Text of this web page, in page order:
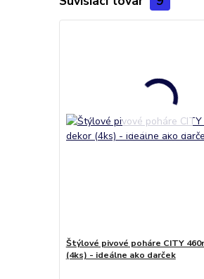
Štýlové pivové poháre CITY
(4ks) - ideálne ako darček